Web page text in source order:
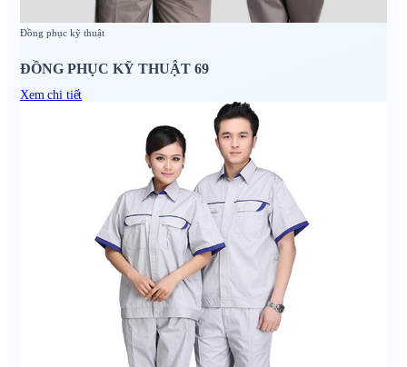
Đồng phục kỹ thuật
ĐỒNG PHỤC KỸ THUẬT 69
Xem chi tiết